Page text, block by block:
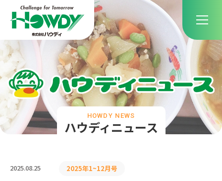
ハウディニュース
HOWDY NEWS
2025.08.25 2025年1~12月号